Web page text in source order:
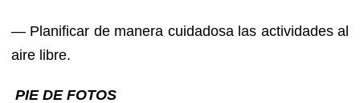
— Planificar de manera cuidadosa las actividades al
aire libre.
PIE DE FOTOS